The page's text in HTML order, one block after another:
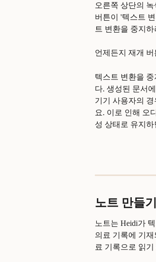
오른쪽 상단의
버튼이 '텍스트
트 변환을 중지
언제든지 재개
텍스트 변환을
다. 생성된 문서
기기 사용자의
요. 이로 인해 오
성 상태로 유지
노트 만들기
노트는 Heidi가
의료 기록에 기
료 기록으로 읽